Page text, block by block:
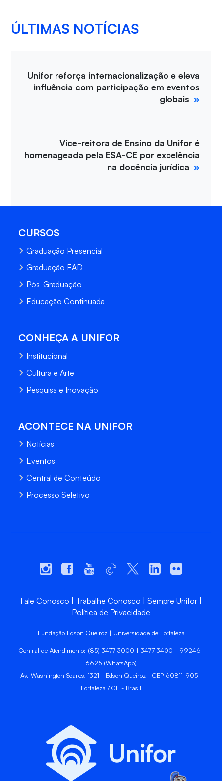
ÚLTIMAS NOTÍCIAS
Unifor reforça internacionalização e eleva
influência com participação em eventos
globais
Vice-reitora de Ensino da Unifor é
homenageada pela ESA-CE por excelência
na docência jurídica
CURSOS
Graduação Presencial
Graduação EAD
Pós-Graduação
Educação Continuada
CONHEÇA A UNIFOR
Institucional
Cultura e Arte
Pesquisa e Inovação
ACONTECE NA UNIFOR
Notícias
Eventos
Central de Conteúdo
Processo Seletivo
Fale Conosco Trabalhe Conosco
Sempre Unifor
Política de Privacidade
Fundação Edson Queiroz | Universidade de Fortaleza
Central de Atendimento: (85) 3477-3000 | 3477-3400 | 99246-
6625 (WhatsApp)
Av. Washington Soares, 1321 - Edson Queiroz - CEP 60811-905 -
Fortaleza / CE - Brasil